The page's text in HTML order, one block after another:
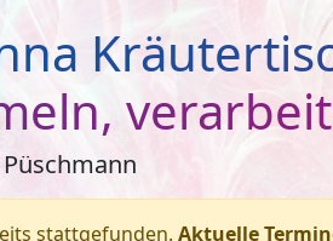
stattgefunden. Aktuelle